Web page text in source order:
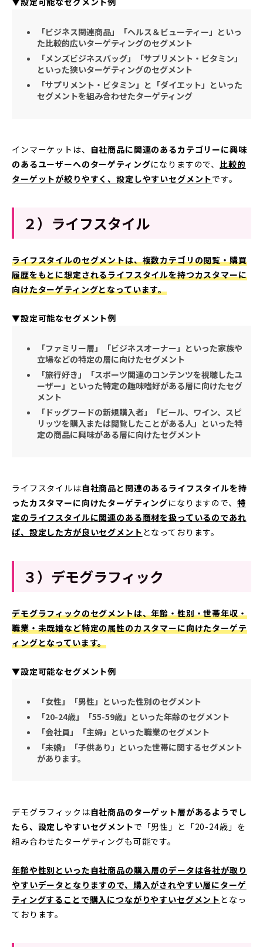
「ビジネス関連商品」「ヘルス＆ビューティー」といっ
た比較的広いターゲティングのセグメント
「メンズビジネスバッグ」「サプリメント・ビタミン」
といった狭いターゲティングのセグメント
「サプリメント・ビタミン」と「ダイエット」といった
セグメントを組み合わせたターゲティング
インマーケットは、
自社商品に関連のあるカテゴリーに興味
のあるユーザーへのターゲティングになりますので、 比較的
ターゲットが絞りやすく、設定しやすいセグメントです。
２）ライフスタイル
ライフスタイルのセグメントは、複数カテゴリの閲覧・購買
履歴をもとに想定されるライフスタイルを持つカスタマーに
向けたターゲティングとなっています。
▼設定可能なセグメント例
「ファミリー層」「ビジネスオーナー」といった家族や
立場などの特定の層に向けたセグメント
「旅行好き」「スポーツ関連のコンテンツを視聴したユ
ーザー」といった特定の趣味嗜好がある層に向けたセグ
メント
「ドッグフードの新規購入者」「ビール、ワイン、スピ
リッツを購入または閲覧したことがある人」といった特
定の商品に興味がある層に向けたセグメント
ライフスタイルは自社商品と関連のあるライフスタイルを持
ったカスタマーに向けたターゲティングになりますので、 特
定のライフスタイルに関連のある商材を扱っているのであれ
ば、設定した方が良いセグメント となっております。
３）デモグラフィック
デモグラフィックのセグメントは、年齢・性別・世帯年収・
職業・未既婚など特定の属性のカスタマーに向けたターゲテ
ィングとなっています。
▼設定可能なセグメント例
「女性」「男性」といった性別のセグメント
「20-24歳」「55-59歳」といった年齢のセグメント
「会社員」「主婦」といった職業のセグメント
「未婚」「子供あり」といった世帯に関するセグメント
があります。
デモグラフィックは自社商品のターゲット層があるようでし
たら、設定しやすいセグメントで「男性」と「20-24歳」を
組み合わせたターゲティングも可能です。
年齢や性別といった自社商品の購入層のデータは各社が取り
やすいデータとなりますので、購入がされやすい層にターゲ
ティングすることで購入につながりやすいセグメント となっ
ております。